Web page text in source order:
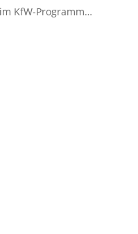
KfW-Programm…